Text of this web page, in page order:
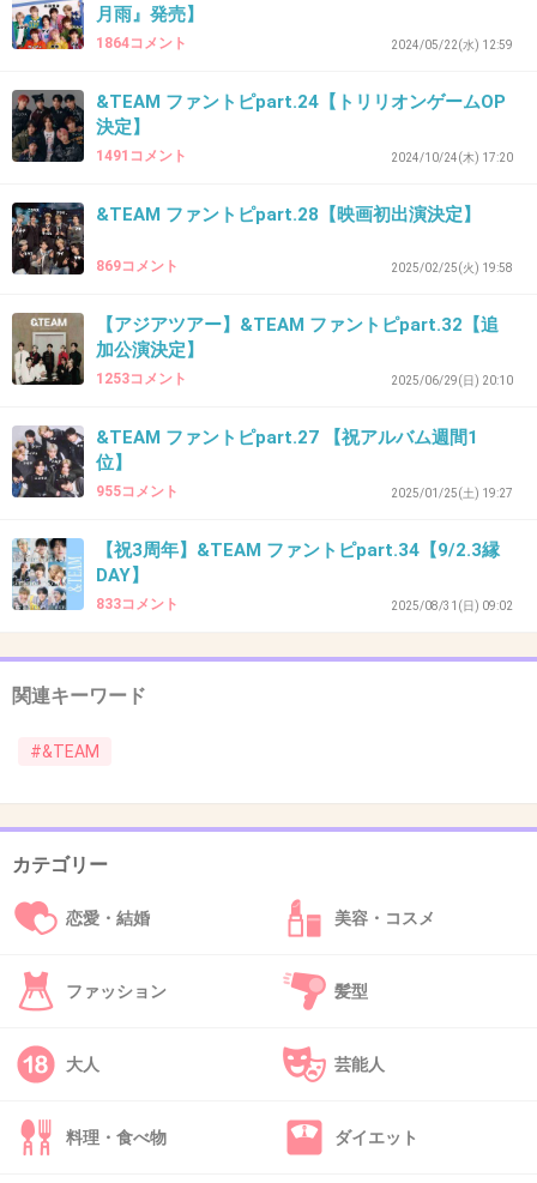
#andTEAM #エンティーム #EJ
&TEAM on X
x.com
ジョウお誕ジョウ日おめでとう！！ これからも一緒に頑張るジョウー！?
#HAPPY_JO_DAY #andTEAM #エンティーム #EJ
-6
33. 匿名2026/07/08(水) 00:42:09
これからも一緒に頑張るジョウー！🔥
#andTEAM #エンティーム #EJ
birthday~~~~~~~~~~~~~~~~~~~~
#andTEAM #エンティーム #NICHOLAS
&TEAM on X
x.com
月雨』発売】
1864コメント 2024/05/22(水) 12:59
&TEAM ファントピpart.24【トリリオンゲームOP
決定】
1491コメント 2024/10/24(木) 17:20
&TEAM ファントピpart.28【映画初出演決定】
869コメント 2025/02/25(火) 19:58
【アジアツアー】&TEAM ファントピpart.32【追
加公演決定】
1253コメント 2025/06/29(日) 20:10
&TEAM ファントピpart.27 【祝アルバム週間1
位】
955コメント 2025/01/25(土) 19:27
【祝3周年】&TEAM ファントピpart.34【9/2.3縁
DAY】
833コメント 2025/08/31(日) 09:02
関連キーワード
#&TEAM
カテゴリー
恋愛・結婚 美容・コスメ
ファッション 髪型
大人 芸能人
料理・食べ物 ダイエット